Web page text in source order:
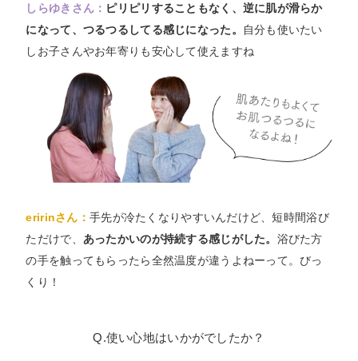
しらゆきさん： ピリピリすることもなく、逆に肌が滑らか
になって、つるつるしてる感じになった。
自分も使いたい
しお子さんやお年寄りも安心して使えますね
eririnさん： 手先が冷たくなりやすいんだけど、短時間浴び
ただけで、 あったかいのが持続する感じがした。 浴びた方
の手を触ってもらったら全然温度が違うよねーって。びっ
くり！
Q.使い心地はいかがでしたか？